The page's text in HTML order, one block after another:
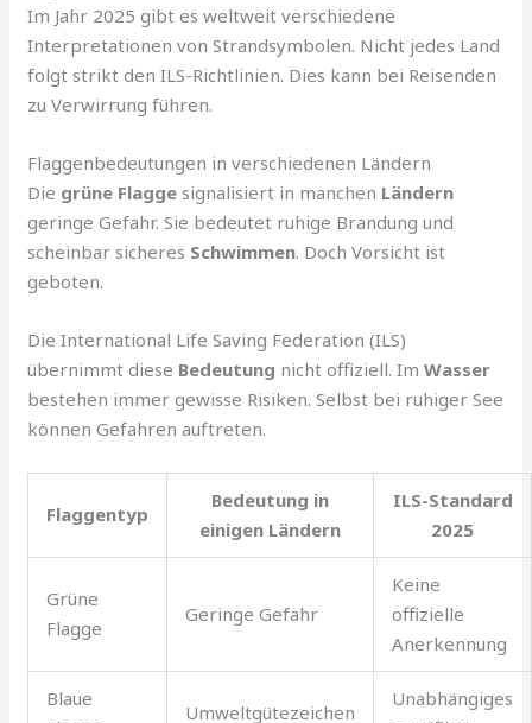
Im Jahr 2025 gibt es weltweit verschiedene
Interpretationen von Strandsymbolen. Nicht jedes Land
folgt strikt den ILS-Richtlinien. Dies kann bei Reisenden
zu Verwirrung führen.
Flaggenbedeutungen in verschiedenen Ländern
Die grüne Flagge signalisiert in manchen Ländern
geringe Gefahr. Sie bedeutet ruhige Brandung und
scheinbar sicheres Schwimmen. Doch Vorsicht ist
geboten.
Die International Life Saving Federation (ILS)
übernimmt diese Bedeutung nicht offiziell. ImWasser
bestehen immer gewisse Risiken. Selbst bei ruhiger See
können Gefahren auftreten.
Flaggentyp
Bedeutung in
einigen Ländern
ILS-Standard
2025
Grüne
Flagge
Geringe Gefahr
Keine
offizielle
Anerkennung
Blaue
Umweltgütezeichen
Unabhängiges